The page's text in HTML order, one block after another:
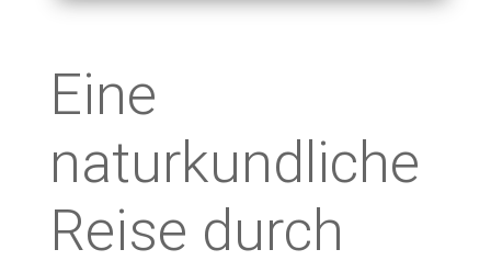
Eine
naturkundliche
Reise durch